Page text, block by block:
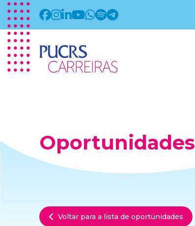
Oportunidades
Voltar para a lista de oportunidades